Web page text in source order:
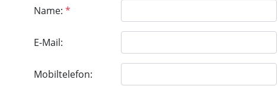
Name: *
E-Mail:
Mobiltelefon: